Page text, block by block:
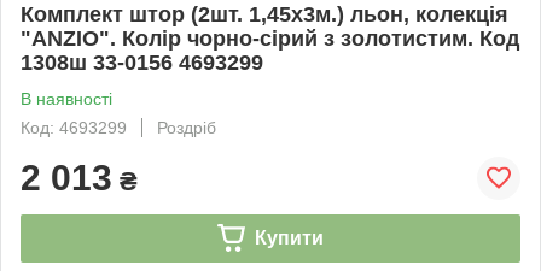
Комплект штор (2шт. 1,45х3м.) льон, колекція
"ANZIO". Колір чорно-сірий з золотистим. Код
1308ш 33-0156 4693299
В наявності
Код: 4693299
Роздріб
2 013 ₴
Купити